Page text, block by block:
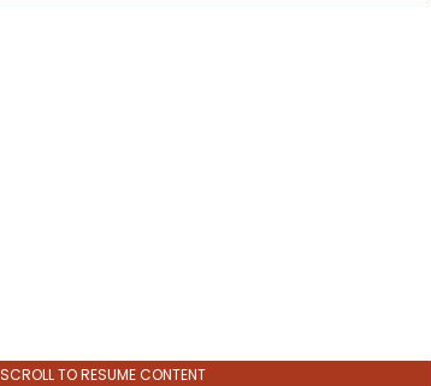
SCROLL TO RESUME CONTENT